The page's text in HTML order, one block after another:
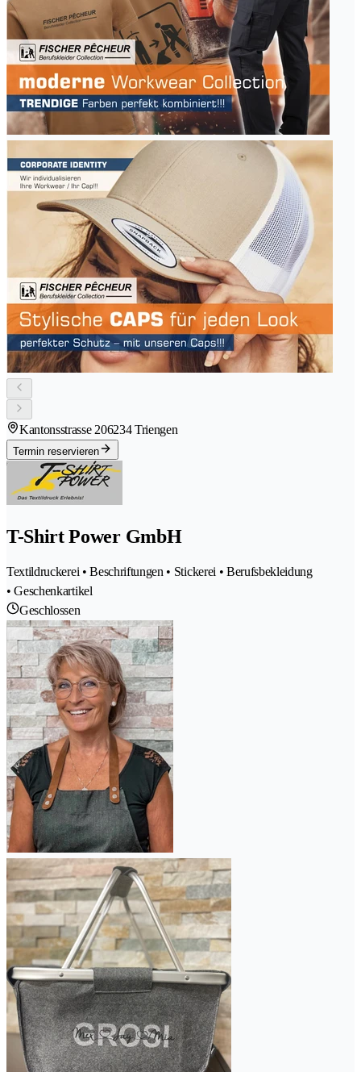
Kantonsstrasse 206234 Triengen
Termin reservieren
T-Shirt Power GmbH
Textildruckerei • Beschriftungen • Stickerei • Berufsbekleidung
• Geschenkartikel
Geschlossen